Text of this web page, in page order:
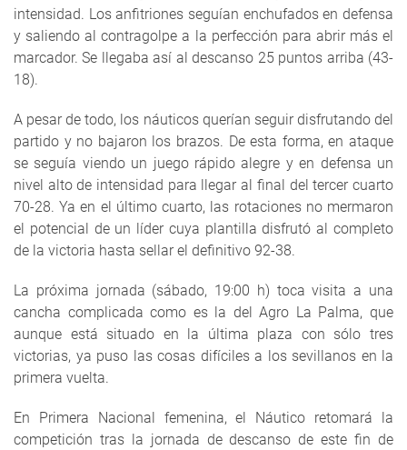
intensidad. Los anfitriones seguían enchufados en defensa
y saliendo al contragolpe a la perfección para abrir más el
marcador. Se llegaba así al descanso 25 puntos arriba (43-
18).
A pesar de todo, los náuticos querían seguir disfrutando del
partido y no bajaron los brazos. De esta forma, en ataque
se seguía viendo un juego rápido alegre y en defensa un
nivel alto de intensidad para llegar al final del tercer cuarto
70-28. Ya en el último cuarto, las rotaciones no mermaron
el potencial de un líder cuya plantilla disfrutó al completo
de la victoria hasta sellar el definitivo 92-38.
La próxima jornada (sábado, 19:00 h) toca visita a una
cancha complicada como es la del Agro La Palma, que
aunque está situado en la última plaza con sólo tres
victorias, ya puso las cosas difíciles a los sevillanos en la
primera vuelta.
En Primera Nacional femenina, el Náutico retomará la
competición tras la jornada de descanso de este fin de